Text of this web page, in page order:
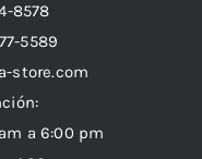
8578
5589
store.com
a 6:00 pm